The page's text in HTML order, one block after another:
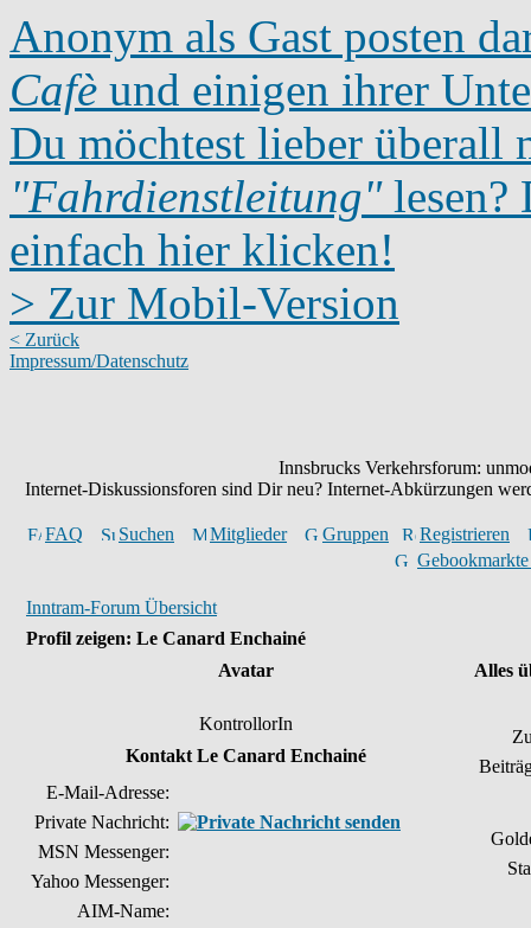
Anonym als Gast posten
Cafè und einigen ihrer
Du möchtest lieber überall
"Fahrdienstleitung"lesen?
einfach hier klicken!
> Zur Mobil-Version
< Zurück
Impressum/Datenschutz
Innsbrucks Verkehrsforum:
Internet-Diskussionsforen sind Dir neu? Internet-Abkürzungen
FAQ Suchen Mitglieder Gruppen
Registrieren
Inntram-Forum Übersicht
Profil zeigen: Le Canard Enchainé
Avatar
Alles
KontrollorIn
Kontakt Le Canard Enchainé
E-Mail-Adresse:
Private Nachricht:
MSN Messenger:
Yahoo Messenger:
AIM-Name: